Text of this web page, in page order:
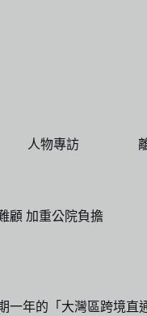
人物專訪
顧 加重公院負擔
一年的「大灣區跨境